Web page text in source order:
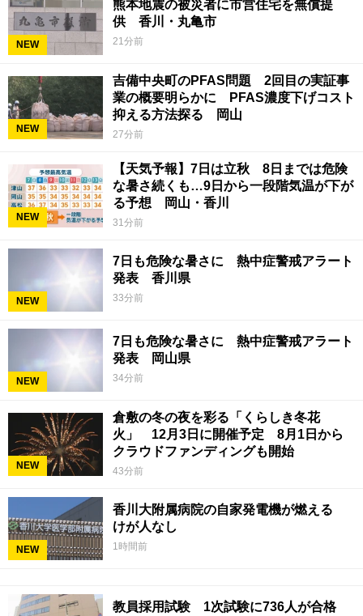
NEW
熊本地震の被災者に市営住宅を無償提
供 香川・丸亀市
21分前
NEW
吉備中央町のPFAS問題 2回目の実証事
業の概要明らかに PFAS濃度下げコスト
抑える方法探る 岡山
27分前
NEW
【天気予報】7日は立秋 8日までは危険
な暑さ続くも…9日から一段階気温が下が
る予想 岡山・香川
31分前
NEW
7日も危険な暑さに 熱中症警戒アラート
発表 香川県
33分前
NEW
7日も危険な暑さに 熱中症警戒アラート
発表 岡山県
34分前
NEW
倉敷の冬の夜を彩る「くらしき冬花
火」 12月3日に開催予定 8月1日から
クラウドファンディングも開始
43分前
NEW
香川大附属病院の自家発電機が燃える
けが人なし
1時間前
教員採用試験 1次試験に736人が合格